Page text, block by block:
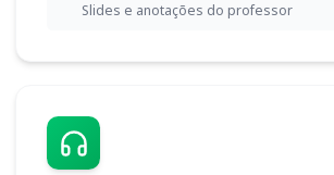
Slides e anotações do professor